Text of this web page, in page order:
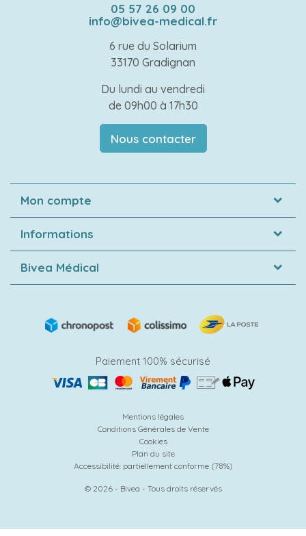
05 57 26 09 00
info@bivea-medical.fr
6 rue du Solarium
33170 Gradignan
Du lundi au vendredi
de 09h00 à 17h30
Nous contacter
Mon compte
Informations
Bivea Médical
Paiement 100% sécurisé
Mentions légales
Conditions Générales de Vente
Cookies
Plan du site
Accessibilité: partiellement conforme (78%)
© 2026 - Bivea - Tous droits réservés